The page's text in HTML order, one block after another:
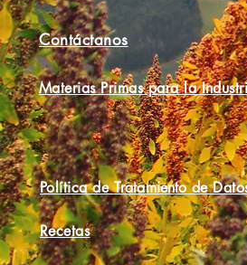
Contáctanos
Materias Primas para la
Política deTratamientode
Recetas